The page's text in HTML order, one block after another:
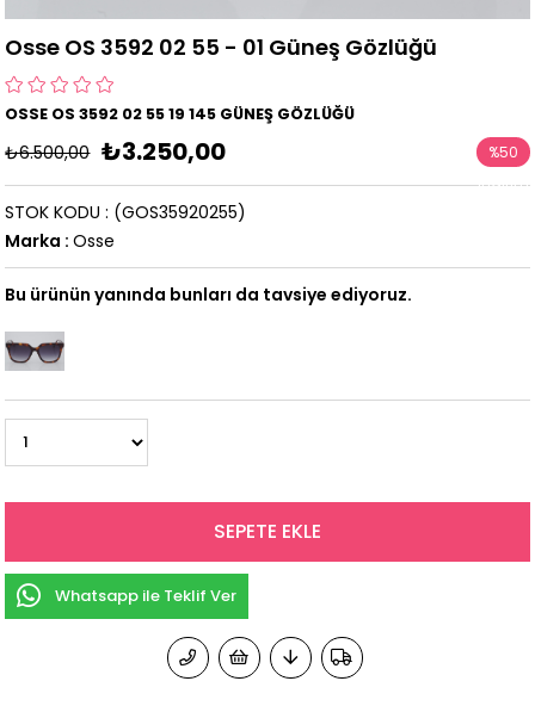
Osse OS 3592 02 55 - 01 Güneş Gözlüğü
OSSE OS 3592 02 55 19 145 GÜNEŞ GÖZLÜĞÜ
₺6.500,00 ₺3.250,00 %50
İndirim
(GOS35920255)
STOK KODU
Marka : Osse
Bu ürünün yanında bunları da tavsiye ediyoruz.
Whatsapp ile Teklif Ver